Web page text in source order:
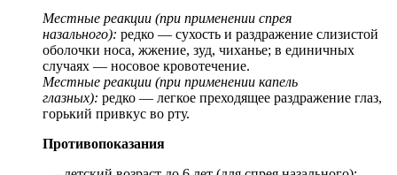
Местные реакции (при применении спрея
назального): редко — сухость и раздражение слизистой
оболочки носа, жжение, зуд, чиханье; в единичных
случаях — носовое кровотечение.
Местные реакции (при применении капель
глазных): редко — легкое преходящее раздражение глаз,
горький привкус во рту.
Противопоказания